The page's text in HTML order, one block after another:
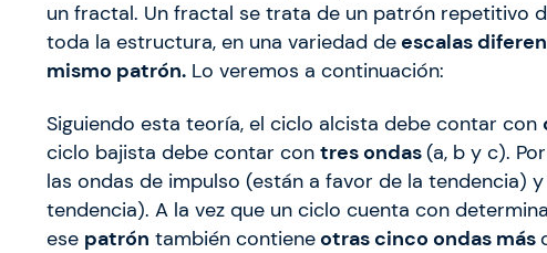
un fractal. Un fractal se trata de un patrón repetitivo
toda la estructura, en una variedad deescalas
mismo patrón. Lo veremos a continuación:
Siguiendo esta teoría, el ciclo alcista debe contar con
ciclo bajista debe contar con tres ondas(a, b y c).
las ondas de impulso (están a favor de la tendencia)
tendencia). A la vez que un ciclo cuenta con
ese patrón también contieneotras cinco ondas más